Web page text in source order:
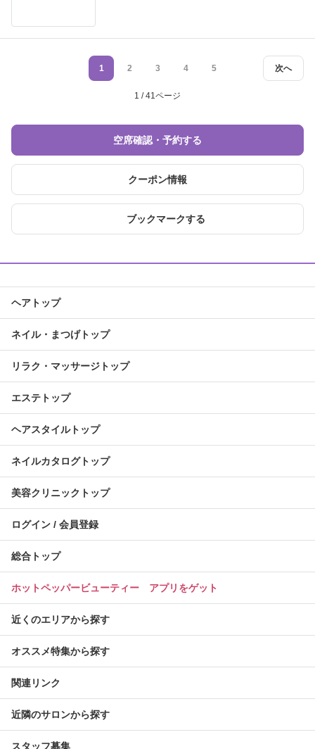
次へ
1 2 3 4 5
1 / 41ページ
空席確認・予約する
クーポン情報
ブックマークする
ヘアトップ
ネイル・まつげトップ
リラク・マッサージトップ
エステトップ
ヘアスタイルトップ
ネイルカタログトップ
美容クリニックトップ
ログイン / 会員登録
総合トップ
ホットペッパービューティー アプリをゲット
近くのエリアから探す
オススメ特集から探す
関連リンク
近隣のサロンから探す
スタッフ募集